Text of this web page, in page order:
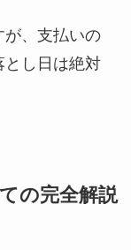
が、支払いの
とし日は絶対
の完全解説